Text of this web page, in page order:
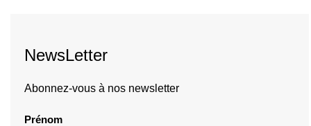
NewsLetter
Abonnez-vous à nos newsletter
Prénom